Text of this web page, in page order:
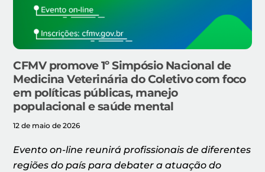
CFMV promove 1º Simpósio Nacional de
Medicina Veterinária do Coletivo com foco
em políticas públicas, manejo
populacional e saúde mental
12 de maio de 2026
Evento on-line reunirá profissionais de diferentes
regiões do país para debater a atuação do